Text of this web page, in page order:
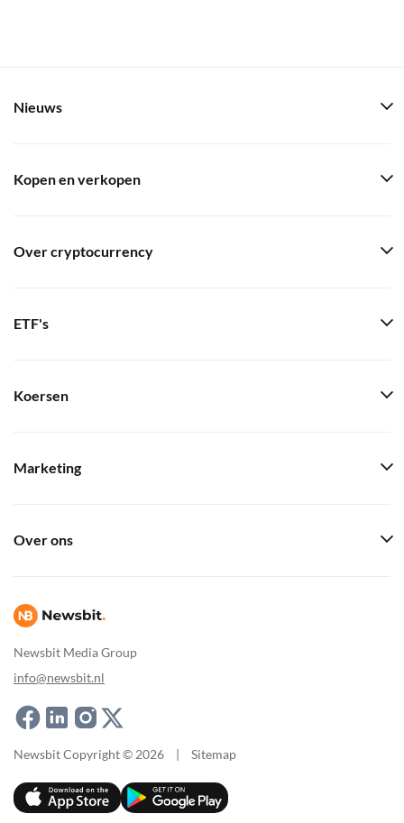
Newsbit Media Group
info@newsbit.nl
Nieuws
Kopen en verkopen
Over cryptocurrency
ETF's
Koersen
Marketing
Over ons
Newsbit Copyright © 2026 | Sitemap